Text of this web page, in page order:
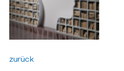
zurück